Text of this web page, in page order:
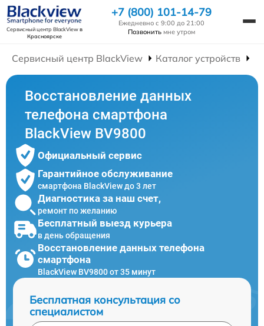
Сервисный центр BlackViewв
Красноярске
+7 (800) 101-14-79
Ежедневно с 9:00 до 21:00
Позвонить мне утром
Сервисный центр BlackView Каталог устройств
Восстановление данных
телефона смартфона
BlackView BV9800
Официальный сервис
Гарантийное обслуживание
смартфона BlackView до 3 лет
Диагностика за наш счет,
ремонт по желанию
Бесплатный выезд курьера
в день обращения
Восстановление данных телефона
смартфона
BlackView BV9800 от 35 минут
Бесплатная консультация со
специалистом